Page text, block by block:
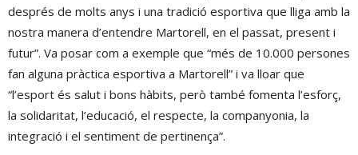
després de molts anys i una tradició esportiva que lliga amb la
nostra manera d’entendre Martorell, en el passat, present i
futur”. Va posar com a exemple que “més de 10.000 persones
fan alguna pràctica esportiva a Martorell” i va lloar que
“l’esport és salut i bons hàbits, però també fomenta l’esforç,
la solidaritat, l’educació, el respecte, la companyonia, la
integració i el sentiment de pertinença”.